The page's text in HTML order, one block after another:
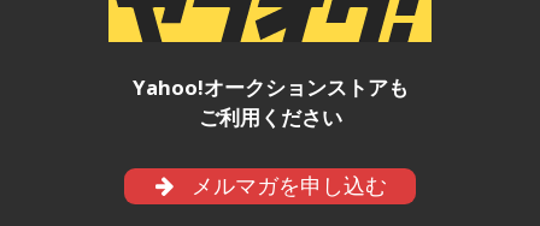
Yahoo!オークションストアも
ご利用ください
メルマガを申し込む